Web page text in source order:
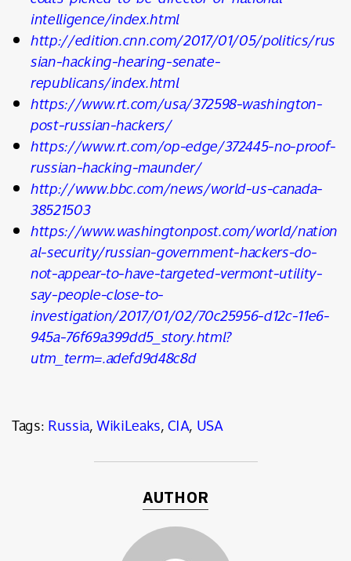
intelligence/index.html
http://edition.cnn.com/2017/01/05/politics/rus
sian-hacking-hearing-senate-
republicans/index.html
https://www.rt.com/usa/372598-washington-
post-russian-hackers/
https://www.rt.com/op-edge/372445-no-proof-
russian-hacking-maunder/
http://www.bbc.com/news/world-us-canada-
38521503
https://www.washingtonpost.com/world/nation
al-security/russian-government-hackers-do-
not-appear-to-have-targeted-vermont-utility-
say-people-close-to-
investigation/2017/01/02/70c25956-d12c-11e6-
945a-76f69a399dd5_story.html?
utm_term=.adefd9d48c8d
Tags:Russia,WikiLeaks,CIA, USA
AUTHOR